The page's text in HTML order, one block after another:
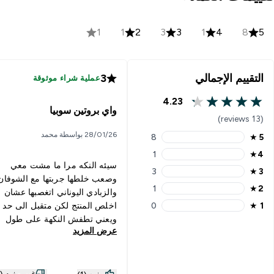
5
8
4
1
3
3
2
1
1
التقييم الإجمالي
4.23 out of 5 stars
4.23
(13 reviews)
5 stars rating 8 reviews
5
★
8
4 stars rating 1 reviews
4
★
1
3 stars rating 3 reviews
3
★
3
2 stars rating 1 reviews
2
★
1
1 stars rating 0 reviews
1
★
0
3عملية شراء موثوقة
واي بروتين سوبيا
28/01/26 بواسطة محمد
سيئه النكه مرا ما مشت معي
وصعب خلطها جربتها مع
والزبادي اليوناني اتغصبها عشان
اخلص المنتج لكن متقبل الى حد
ويعني تطفش النكهة على طول
للاستعمال من فتره لفتره وليس
عرض المزيد